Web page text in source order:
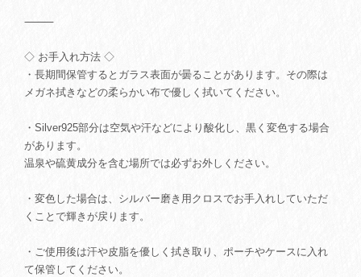
⸻
◇ お手入れ方法 ◇
・長期間保管するとガラス表面が曇ることがあります。その際は
メガネ拭きなどの柔らかい布で優しく拭いてください。
・Silver925部分は空気や汗などにより酸化し、黒く変色する場合
があります。
温泉や硫黄成分を含む場所では必ずお外しください。
・変色した場合は、シルバー磨き用クロスでお手入れしていただ
くことで輝きが戻ります。
・ご使用後は汗や皮脂を優しく拭き取り、ポーチやケースに入れ
て保管してください。